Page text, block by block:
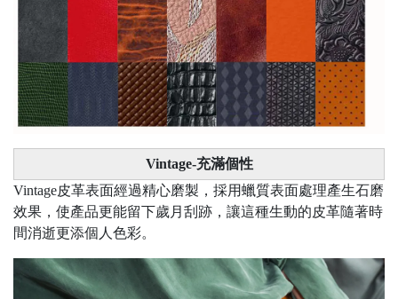
Vintage-充滿個性
Vintage皮革表面經過精心磨製，採用蠟質表面處理產生石磨
效果，使產品更能留下歲月刮跡，讓這種生動的皮革隨著時
間消逝更添個人色彩。